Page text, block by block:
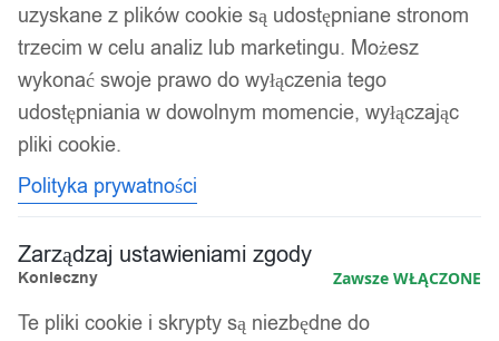
uzyskane z plików cookie są udostępniane stronom
trzecim w celu analiz lub marketingu. Możesz
wykonać swoje prawo do wyłączenia tego
udostępniania w dowolnym momencie, wyłączając
pliki cookie.
Polityka prywatności
Zarządzaj ustawieniami zgody
Konieczny Zawsze WŁĄCZONE
Te pliki cookie i skrypty są niezbędne do